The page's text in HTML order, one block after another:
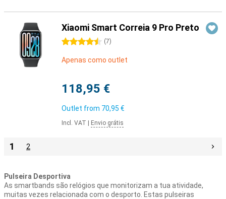
Xiaomi Smart Correia 9 Pro Preto
4.5 stars (7)
Apenas como outlet
118,95 €
Outlet from 70,95 €
Incl. VAT Envio grátis
1 2
Pulseira Desportiva
As smartbands são relógios que monitorizam a tua atividade,
muitas vezes relacionada com o desporto. Estas pulseiras